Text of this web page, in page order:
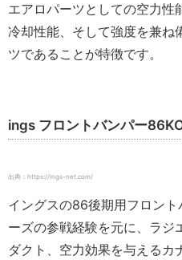
エアロパーツとしての空力性
冷却性能、そして強度を兼ね
ツであることが特徴です。
ings フロントバンパー
出典：https://ings-net.com/
イングスの86後期用フロン
ーズの参戦経験を元に、ラジ
ダクト、空力効果を与えるカ